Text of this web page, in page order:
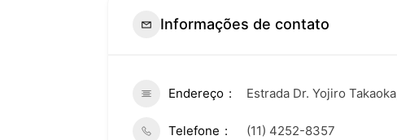
Informações de contato
Endereço Estrada Dr. Yojiro
Telefone (11) 4252-8357